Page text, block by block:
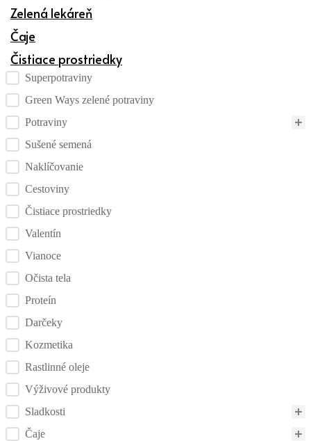
Zelená lekáreň
Čaje
Čistiace prostriedky
Kategórie produktov checklist
Superpotraviny
Green Ways zelené potraviny
Potraviny
Sušené semená
Naklíčovanie
Cestoviny
Čistiace prostriedky
Valentín
Vianoce
Očista tela
Proteín
Darčeky
Kozmetika
Rastlinné oleje
Výživové produkty
Sladkosti
Čaje